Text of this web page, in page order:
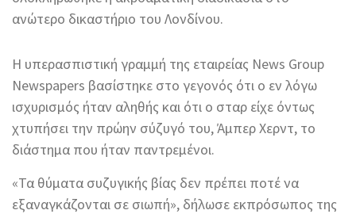
ανώτερο δικαστήριο του Λονδίνου.
Η υπερασπιστική γραμμή της εταιρείας News Group
Newspapers βασίστηκε στο γεγονός ότι ο εν λόγω
ισχυρισμός ήταν αληθής και ότι ο σταρ είχε όντως
χτυπήσει την πρώην σύζυγό του, Άμπερ Χερντ, το
διάστημα που ήταν παντρεμένοι.
«Τα θύματα συζυγικής βίας δεν πρέπει ποτέ να
εξαναγκάζονται σε σιωπή», δήλωσε εκπρόσωπος της